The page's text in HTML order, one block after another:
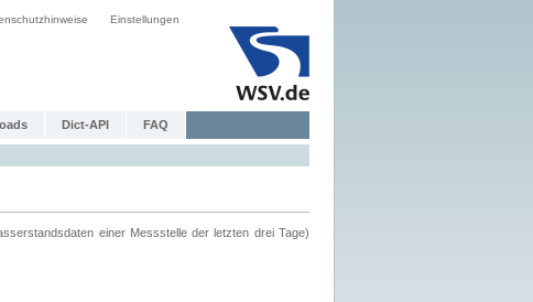
Einstellungen
Dict-API FAQ
einer Messstelle der letzten drei Tage)